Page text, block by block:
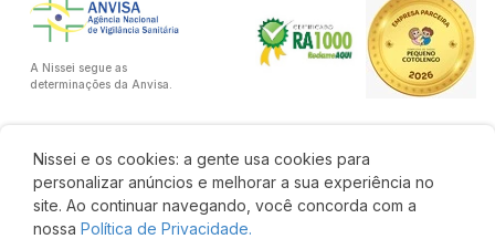
Nissei e os cookies: a gente usa cookies para
personalizar anúncios e melhorar a sua experiência no
site. Ao continuar navegando, você concorda com a
nossa Política de Privacidade.
A Nissei segue as
determinações da Anvisa.